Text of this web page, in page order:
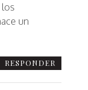
los
un
RESPONDER